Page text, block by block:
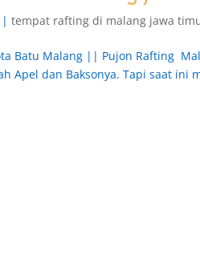
|tempat rafting di malang jawa
Malang || Pujon Rafting
Apel dan Baksonya. Tapi saat ini